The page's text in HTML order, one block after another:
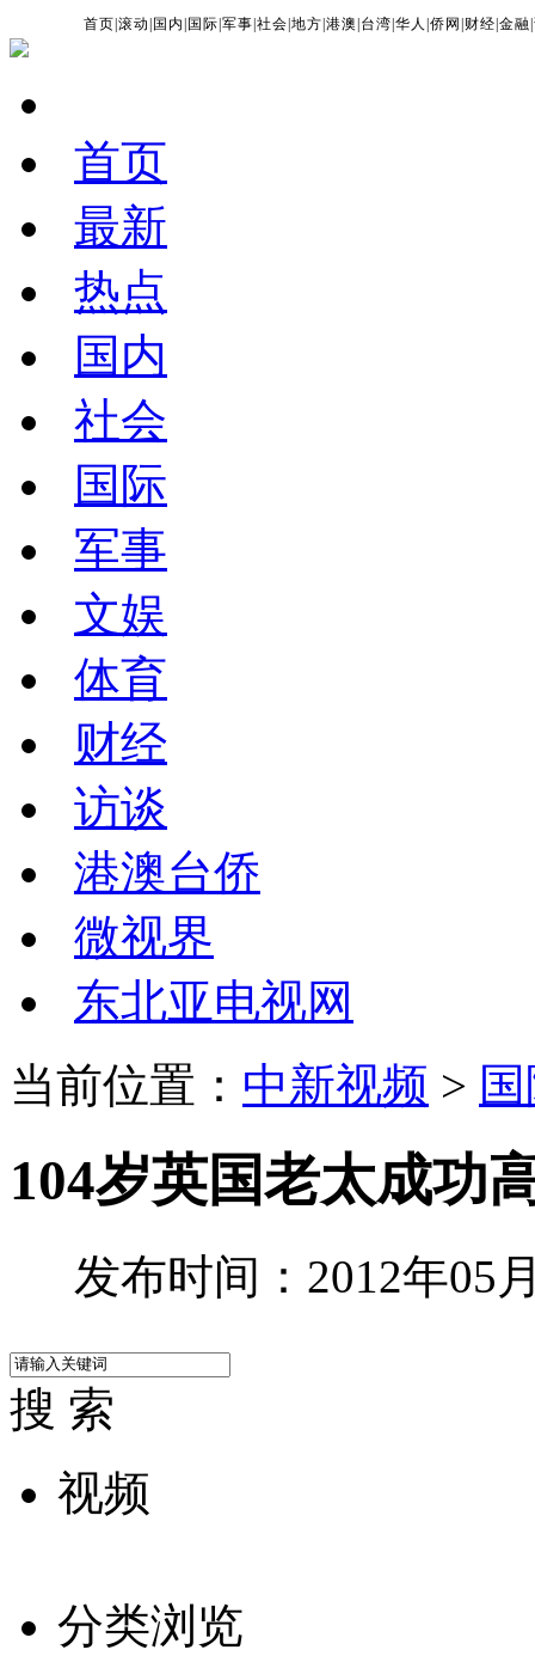
首页 |滚动 国内 国际 |军事 |社会 |地方 |港澳 台湾 |华人 |侨网 财经 |金融 |
首页
最新
热点
国内
社会
国际
军事
文娱
体育
财经
访谈
港澳台侨
微视界
东北亚电视网
当前位置： 中新视频 >
104岁英国老太成功
发布时间：2012年05
搜 索
视频
分类浏览